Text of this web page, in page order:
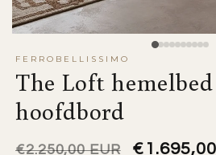
FERROBELLISSIMO
The Loft
hoofdbord
Normale
€2.250,00 EUR